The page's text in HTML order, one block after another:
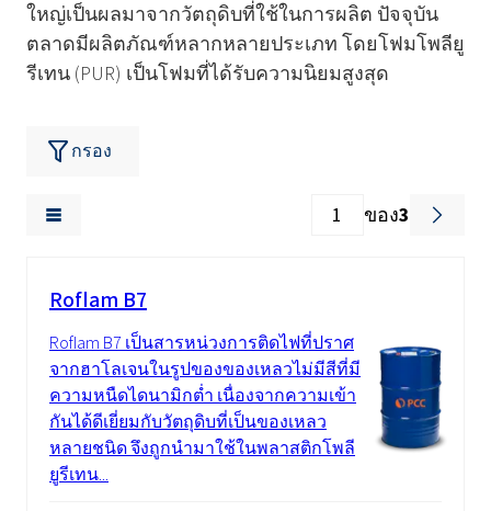
ใหญ่เป็นผลมาจากวัตถุดิบที่ใช้ในการผลิต ปัจจุบัน
ตลาดมีผลิตภัณฑ์หลากหลายประเภท โดยโฟมโพลียู
รีเทน (PUR) เป็นโฟมที่ได้รับความนิยมสูงสุด
กรอง
ของ3
Roflam B7
Roflam B7 เป็นสารหน่วงการติดไฟที่ปราศ
จากฮาโลเจนในรูปของของเหลวไม่มีสีที่มี
ความหนืดไดนามิกต่ำ เนื่องจากความเข้า
กันได้ดีเยี่ยมกับวัตถุดิบที่เป็นของเหลว
หลายชนิด จึงถูกนำมาใช้ในพลาสติกโพลี
ยูรีเทน...